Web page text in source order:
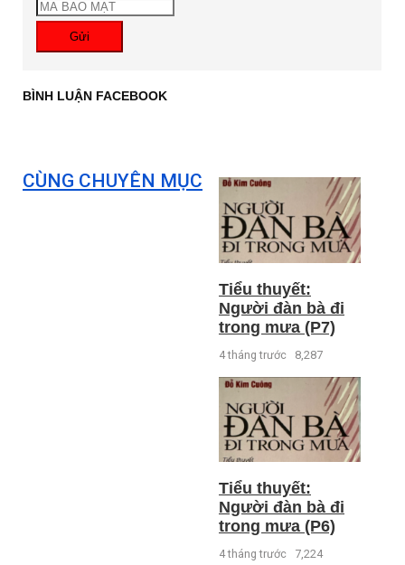
Gửi
BÌNH LUẬN FACEBOOK
CÙNG CHUYÊN MỤC
Tiểu thuyết:
Người đàn bà đi
trong mưa (P7)
4 tháng trước 8,287
Tiểu thuyết:
Người đàn bà đi
trong mưa (P6)
4 tháng trước 7,224